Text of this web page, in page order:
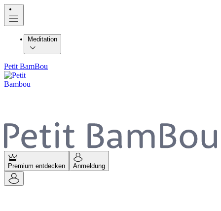
Meditation
Petit BamBou
Premium entdecken Anmeldung